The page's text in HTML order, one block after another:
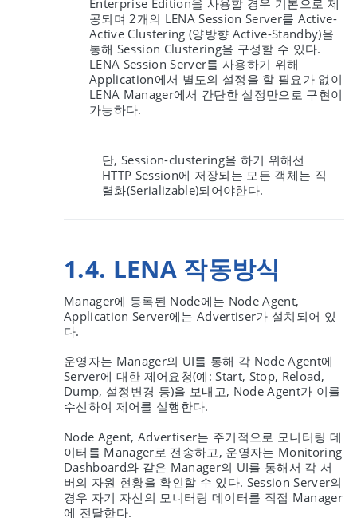
공되며 2개의 LENA Session Server를 Active-
Active Clustering (양방향 Active-Standby)을
통해 Session Clustering을 구성할 수 있다.
LENA Session Server를 사용하기 위해
Application에서 별도의 설정을 할 필요가 없이
LENA Manager에서 간단한 설정만으로 구현이
가능하다.
단, Session-clustering을 하기 위해선
HTTP Session에 저장되는 모든 객체는 직
렬화(Serializable)되어야한다.
1.4. LENA 작동방식
Manager에 등록된 Node에는 Node Agent,
Application Server에는 Advertiser가 설치되어 있
다.
운영자는 Manager의 UI를 통해 각 Node Agent에
Server에 대한 제어요청(예: Start, Stop, Reload,
Dump, 설정변경 등)을 보내고, Node Agent가 이를
수신하여 제어를 실행한다.
Node Agent, Advertiser는 주기적으로 모니터링 데
이터를 Manager로 전송하고, 운영자는 Monitoring
Dashboard와 같은 Manager의 UI를 통해서 각 서
버의 자원 현황을 확인할 수 있다. Session Server의
경우 자기 자신의 모니터링 데이터를 직접 Manager
에 전달한다.